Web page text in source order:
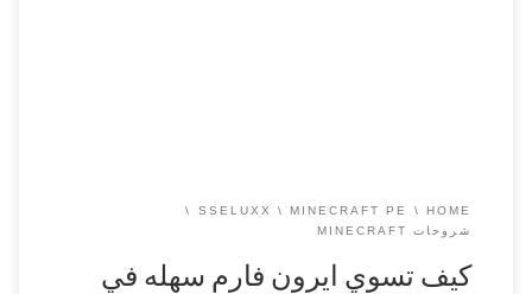
HOME
MINECRAFT PE
SSELUXX
شروحات MINECRAFT
كيف تسوي ايرون فارم سهله في